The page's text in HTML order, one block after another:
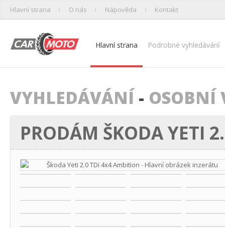
Hlavní strana O nás Nápověda Kontakt
Hlavní strana Podrobné vyhledávání
VYHLEDÁVÁNÍ - OSOBNÍ
PRODÁM ŠKODA YETI